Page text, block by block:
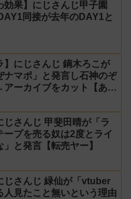
効果】にじさんじ甲子園
同接が去年のDAY1と
】にじさんじ 鏑木ろこが
ナマポ」と発言し石神のぞ
ーカイブをカット【あら
じさんじ 甲斐田晴が「ラ
ープを売る奴は2度とライ
」と発言【転売ヤー】
じさんじ 緑仙が「vtuber
人見たこと無いという理由